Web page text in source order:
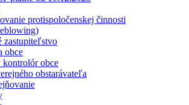
protispoločenskej činnosti
zastupiteľstvo
obce
obce
obstarávateľa